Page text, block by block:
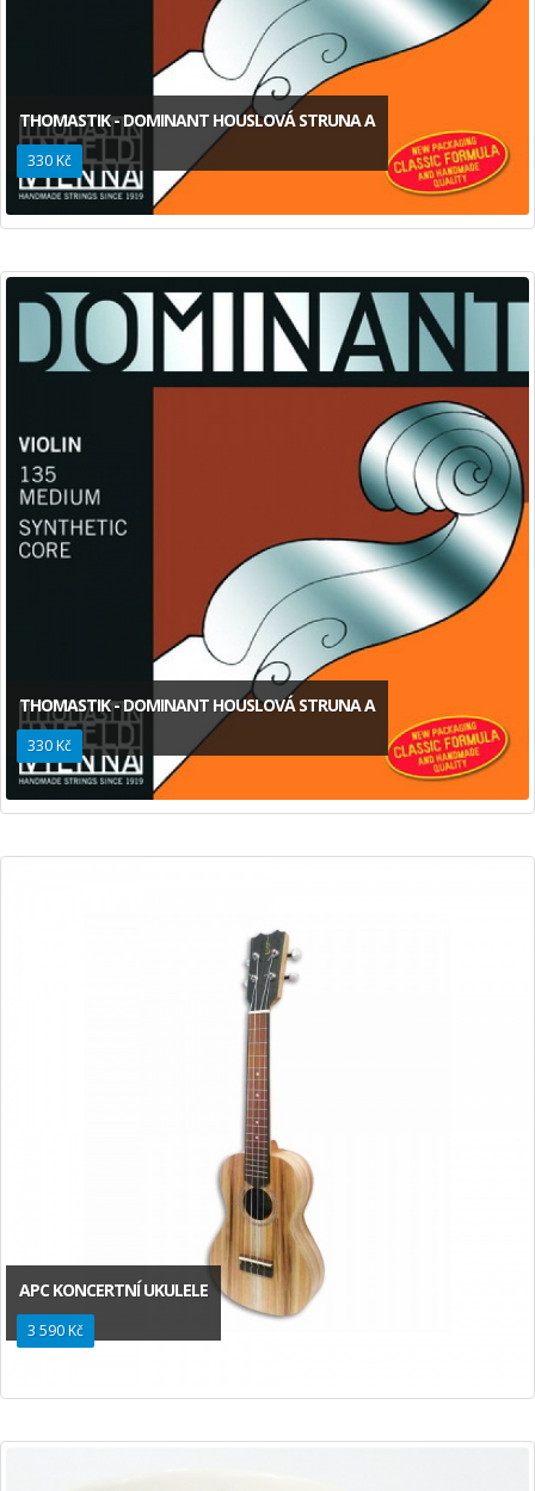
THOMASTIK - DOMINANT HOUSLOVÁ STRUNA A
330 Kč
THOMASTIK - DOMINANT HOUSLOVÁ STRUNA A
330 Kč
APC KONCERTNÍ UKULELE
3 590 Kč